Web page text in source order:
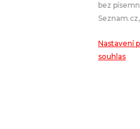
bez
Nastavení
souhlas